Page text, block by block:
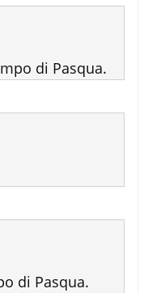
di Pasqua.
di Pasqua.